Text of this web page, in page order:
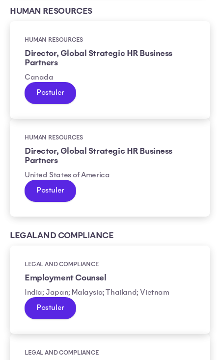
HUMAN RESOURCES
HUMAN RESOURCES
Director, Global Strategic HR Business
Partners
Canada
Postuler
HUMAN RESOURCES
Director, Global Strategic HR Business
Partners
United States of America
Postuler
LEGAL AND COMPLIANCE
LEGAL AND COMPLIANCE
Employment Counsel
India; Japan; Malaysia; Thailand; Vietnam
Postuler
LEGAL AND COMPLIANCE